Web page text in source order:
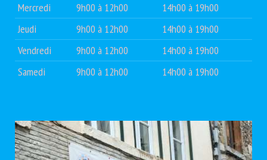
Mercredi
9h00 à 12h00
14h00 à 19h00
Jeudi
9h00 à 12h00
14h00 à 19h00
Vendredi
9h00 à 12h00
14h00 à 19h00
Samedi
9h00 à 12h00 14h00 à 19h00